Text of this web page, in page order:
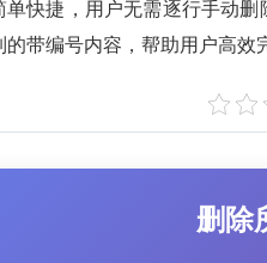
单快捷，用户无需逐行手动
带编号内容，帮助用户高
删除